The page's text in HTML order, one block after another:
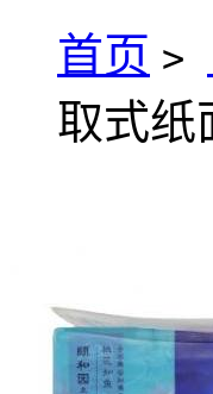
首页 >
取式纸